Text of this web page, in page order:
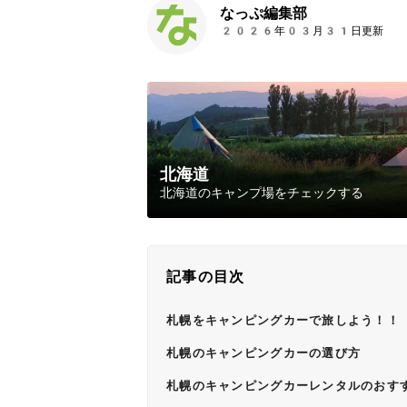
なっぷ編集部
2026年03月31日更新
北海道
北海道のキャンプ場をチェックする
記事の目次
札幌をキャンピングカーで旅しよう！！
札幌のキャンピングカーの選び方
札幌のキャンピングカーレンタルのお